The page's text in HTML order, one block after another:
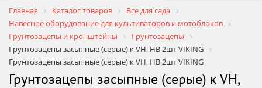
Главная Каталог товаров
Все для сада
Навесное оборудование для культиваторов и мотоблоков
Грунтозацепы и кронштейны
Грунтозацепы
Грунтозацепы засыпные (серые) к VH, HB 2шт VIKING
Грунтозацепы засыпные (серые) к VH, HB 2шт VIKING
Грунтозацепы засыпные (серые) к VH,